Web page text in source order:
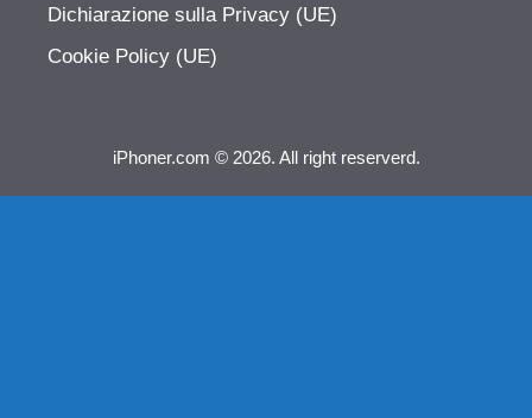
Dichiarazione sulla Privacy (UE)
Cookie Policy (UE)
iPhoner.com © 2026. All right reserverd.